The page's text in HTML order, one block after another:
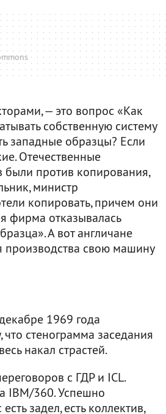
— это вопрос «Как
собственную систему
западные образцы? Если
Отечественные
были против копирования,
министр
копировать, причем они
фирма отказывалась
А вот англичане
производства свою машину
1969 года
стенограмма заседания
накал страстей.
с ГДР и ICL.
IBM/360. Успешно
задел, есть коллектив,